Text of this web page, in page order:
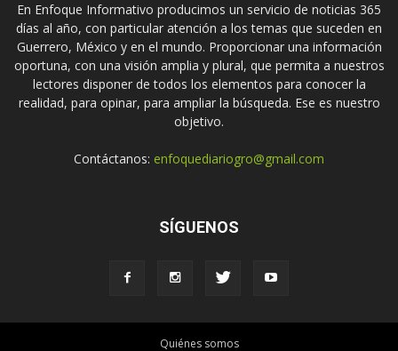
En Enfoque Informativo producimos un servicio de noticias 365
días al año, con particular atención a los temas que suceden en
Guerrero, México y en el mundo. Proporcionar una información
oportuna, con una visión amplia y plural, que permita a nuestros
lectores disponer de todos los elementos para conocer la
realidad, para opinar, para ampliar la búsqueda. Ese es nuestro
objetivo.
Contáctanos: enfoquediariogro@gmail.com
SÍGUENOS
Quiénes somos